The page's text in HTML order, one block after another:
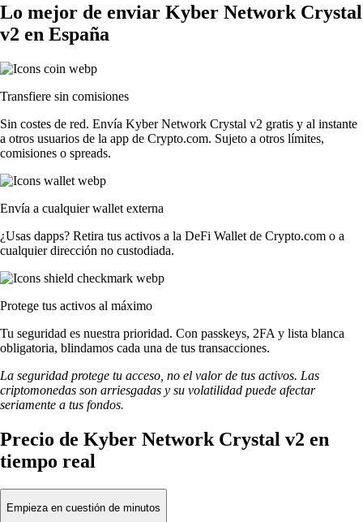
Lo mejor de enviar Kyber Network Crystal
v2 en España
Transfiere sin comisiones
Sin costes de red. Envía Kyber Network Crystal v2 gratis y al instante
a otros usuarios de la app de Crypto.com. Sujeto a otros límites,
comisiones o spreads.
Envía a cualquier wallet externa
¿Usas dapps? Retira tus activos a la DeFi Wallet de Crypto.com o a
cualquier dirección no custodiada.
Protege tus activos al máximo
Tu seguridad es nuestra prioridad. Con passkeys, 2FA y lista blanca
obligatoria, blindamos cada una de tus transacciones.
La seguridad protege tu acceso, no el valor de tus activos. Las
criptomonedas son arriesgadas y su volatilidad puede afectar
seriamente a tus fondos.
Precio de Kyber Network Crystal v2 en
tiempo real
Empieza en cuestión de minutos